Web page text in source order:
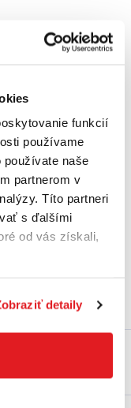
funkcií
používame
používate naše
partnerom v
Títo partneri
s ďalšími
od vás získali,
detaily